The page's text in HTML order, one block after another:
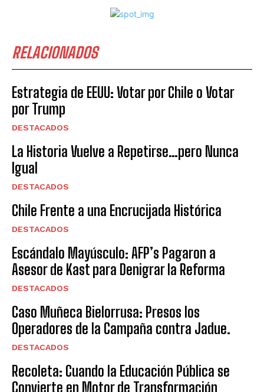
RELACIONADOS
Estrategia de EEUU: Votar por Chile o Votar
por Trump
DESTACADOS
La Historia Vuelve a Repetirse…pero Nunca
Igual
DESTACADOS
Chile Frente a una Encrucijada Histórica
DESTACADOS
Escándalo Mayúsculo: AFP’s Pagaron a
Asesor de Kast para Denigrar la Reforma
DESTACADOS
Caso Muñeca Bielorrusa: Presos los
Operadores de la Campaña contra Jadue.
DESTACADOS
Recoleta: Cuando la Educación Pública se
Convierte en Motor de Transformación